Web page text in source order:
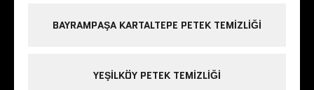
BAYRAMPAŞA KARTALTEPE PETEK TEMIZLIĞI
YEŞILKÖY PETEK TEMIZLIĞI